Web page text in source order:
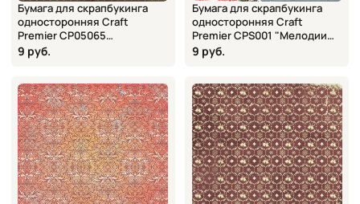
Бумага для скрапбукинга
односторонняя Craft
Premier CP05065
"Новогодняя история.
Хлопушка", 16,5х16,5 см
9 руб.
Бумага для скрапбукинга
односторонняя Craft
Premier CPS001 "Мелодии
Рождества. Праздничное
утро", 16,5х16,5 см
9 руб.